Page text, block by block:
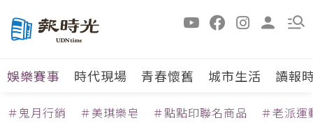
娛樂賽事 時代現場 青春懷舊 城市生活 讀報
＃鬼月行銷 ＃美琪樂皂 ＃點點印聯名商品 ＃老派運